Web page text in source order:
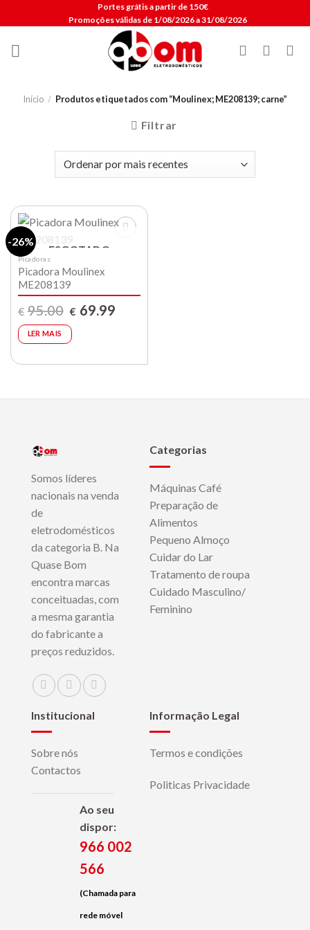
to
content
Portes grátis a partir de 150€
Promoções válidas de 1/08/2026 a 31/08/2026
Início / Produtos etiquetados com “Moulinex; ME208139; carne”
Filtrar
-26%
Lista de
ESGOTADO
Picadoras
Picadora Moulinex
ME208139
€ 95.00
O
preço
original
era:
€95.00.
€ 69.99O
LER MAIS
Somos líderes
nacionais na venda
de
eletrodomésticos
da categoria B. Na
Quase Bom
encontra marcas
conceituadas, com
a mesma garantia
do fabricante a
preços reduzidos.
Categorias
Máquinas Café
Preparação de
Alimentos
Pequeno Almoço
Cuidar do Lar
Tratamento de roupa
Cuidado Masculino/
Feminino
Institucional
Sobre nós
Contactos
Ao seu
dispor:
966 002
566
(Chamada para
rede móvel
Informação Legal
Termos e condições
Politicas Privacidade